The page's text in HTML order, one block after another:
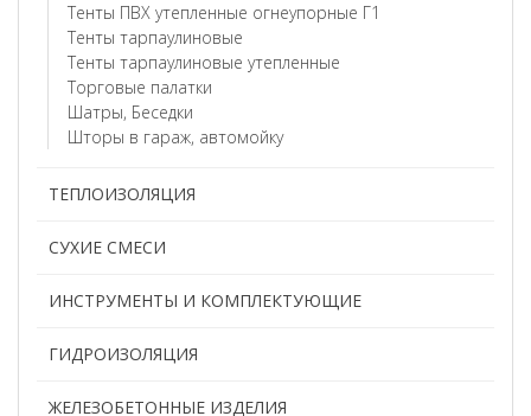
Тенты ПВХ утепленные огнеупорные Г1
Тенты тарпаулиновые
Тенты тарпаулиновые утепленные
Торговые палатки
Шатры, Беседки
Шторы в гараж, автомойку
ТЕПЛОИЗОЛЯЦИЯ
СУХИЕ СМЕСИ
ИНСТРУМЕНТЫ И КОМПЛЕКТУЮЩИЕ
ГИДРОИЗОЛЯЦИЯ
ЖЕЛЕЗОБЕТОННЫЕ ИЗДЕЛИЯ